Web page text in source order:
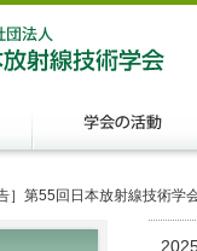
告］第55回日本放射線技術学